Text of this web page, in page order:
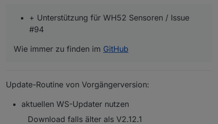
+ Unterstützung für WH52 Sensoren / Issue
#94
Wie immer zu finden im GitHub
Update-Routine von Vorgängerversion:
aktuellen WS-Updater nutzen
Download falls älter als V2.12.1